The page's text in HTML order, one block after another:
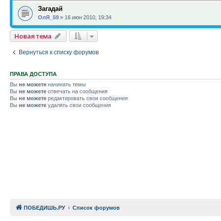
Загадай
ОлЯ_59 » 16 июн 2010, 19:34
Новая тема
Вернуться к списку форумов
ПРАВА ДОСТУПА
Вы не можете начинать темы
Вы не можете отвечать на сообщения
Вы не можете редактировать свои сообщения
Вы не можете удалять свои сообщения
ПОБЕДИШЬ.РУ Список форумов